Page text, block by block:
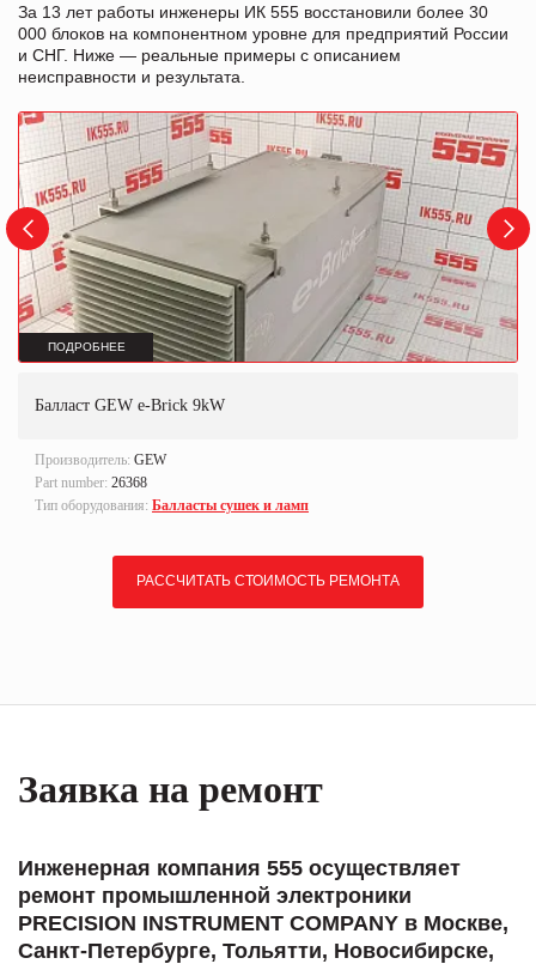
За 13 лет работы инженеры ИК 555 восстановили более 30
000 блоков на компонентном уровне для предприятий России
и СНГ. Ниже — реальные примеры с описанием
неисправности и результата.
ПОДРОБНЕЕ
Балласт GEW e-Brick 9kW
Производитель: GEW
Part number: 26368
Тип оборудования: Балласты сушек и ламп
РАССЧИТАТЬ СТОИМОСТЬ РЕМОНТА
Заявка на ремонт
Инженерная компания 555 осуществляет
ремонт промышленной электроники
PRECISION INSTRUMENT COMPANY в Москве,
Санкт-Петербурге, Тольятти, Новосибирске,